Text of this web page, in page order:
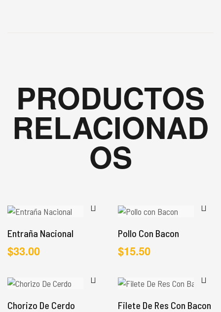
PRODUCTOS
RELACIONAD
OS
Entraña Nacional
$33.00
Pollo Con Bacon
$15.50
Chorizo De Cerdo Filete De Res Con Bacon